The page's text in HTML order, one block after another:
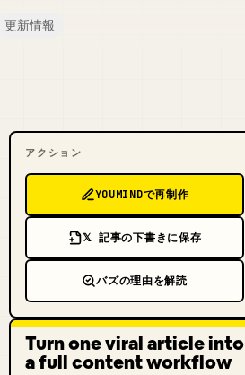
更新情報
アクション
YOUMINDで再制作
𝕏 記事の下書きに保存
バズの理由を解読
Turn one viral article into
a full content workflow